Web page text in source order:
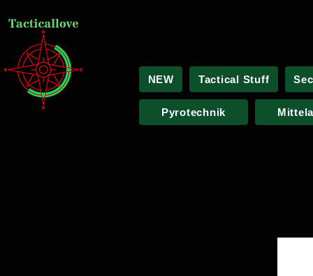
NEW Tactical Stuff
Pyrotechnik